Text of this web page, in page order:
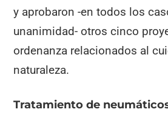
y aprobaron -en todos los
unanimidad- otros cinco
ordenanza relacionados al
naturaleza.
Tratamiento de